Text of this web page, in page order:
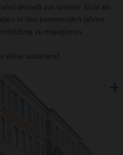
deshalb aus unserer Sicht als
in den kommenden Jahren
zu engagieren.
diese aussehen?